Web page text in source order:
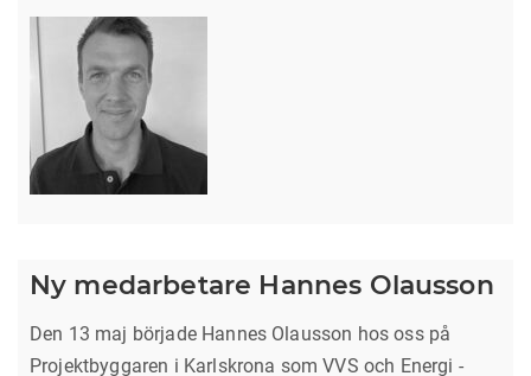
Ny medarbetare Hannes Olausson
Den 13 maj började Hannes Olausson hos oss på
Projektbyggaren i Karlskrona som VVS och Energi -